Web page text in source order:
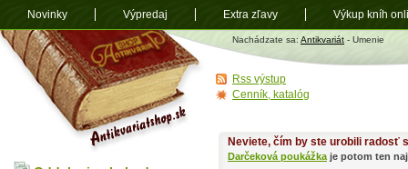
Antikvariát
shop.sk
Nachádzate sa: Antikvariát - Umenie
Neviete, čím by ste urobili radosť
Darčeková poukážka je potom ten
Rss výstup
Cenník, katalóg
Novinky Výpredaj Extra zľavy Výkup kníh